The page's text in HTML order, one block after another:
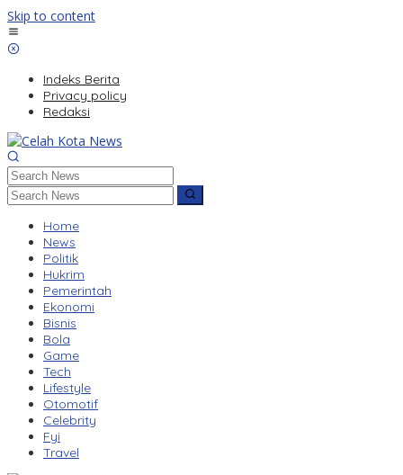
Skip to content
Indeks Berita
Privacy policy
Redaksi
Home
News
Politik
Hukrim
Pemerintah
Ekonomi
Bisnis
Bola
Game
Tech
Lifestyle
Otomotif
Celebrity
Fyi
Travel